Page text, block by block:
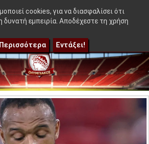
Μεντιλίμπαρ - Ακόμα 50-50" |
cookies, για να διασφαλίσει ότι
δυνατή εμπειρία. Αποδέχεστε τη χρήση
Περισσότερα Εντάξει!